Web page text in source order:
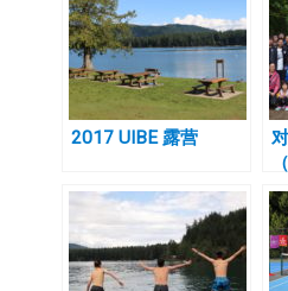
2017 UIBE 露营